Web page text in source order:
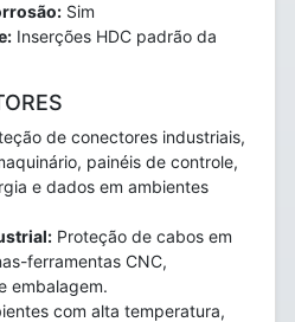
Sim
Inserções HDC padrão da
de conectores industriais,
painéis de controle,
e dados em ambientes
Proteção de cabos em
ferramentas CNC,
embalagem.
com alta temperatura,